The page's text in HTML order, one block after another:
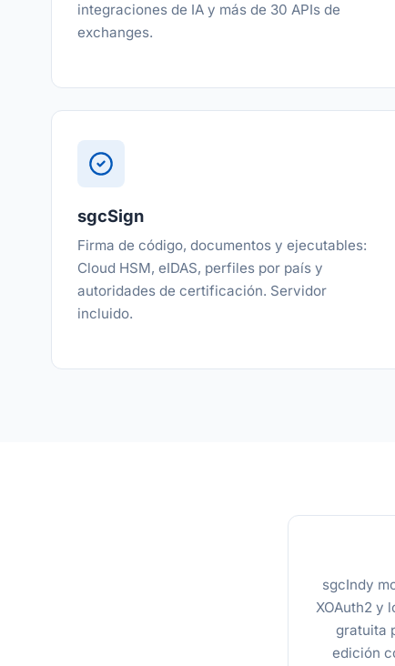
integraciones de IA y más de 30 APIs de
exchanges.
sgcSign
Firma de código, documentos y ejecutables:
Cloud HSM, eIDAS, perfiles por país y
autoridades de certificación. Servidor
incluido.
sgcIndy
XOAuth2 y
gratuita
edición